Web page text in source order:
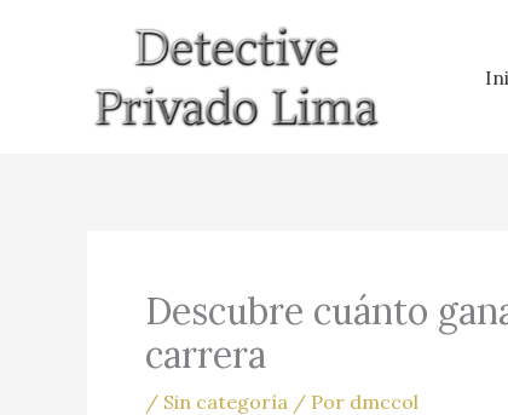
Descubre cuánto
carrera
/ Sin categoría / Por dmccol